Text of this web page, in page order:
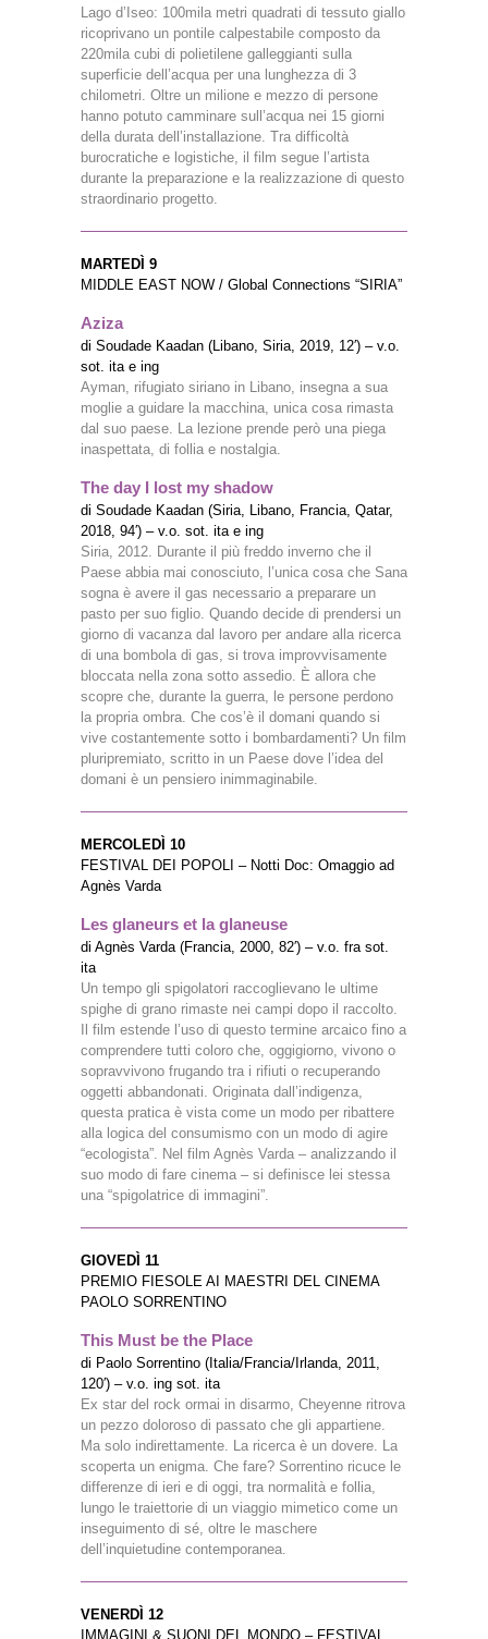
Lago d’Iseo: 100mila metri quadrati di tessuto giallo
ricoprivano un pontile calpestabile composto da
220mila cubi di polietilene galleggianti sulla
superficie dell’acqua per una lunghezza di 3
chilometri. Oltre un milione e mezzo di persone
hanno potuto camminare sull’acqua nei 15 giorni
della durata dell’installazione. Tra difficoltà
burocratiche e logistiche, il film segue l’artista
durante la preparazione e la realizzazione di questo
straordinario progetto.
MARTEDÌ 9
MIDDLE EAST NOW / Global Connections “SIRIA”
Aziza
di Soudade Kaadan (Libano, Siria, 2019, 12′) – v.o.
sot. ita e ing
Ayman, rifugiato siriano in Libano, insegna a sua
moglie a guidare la macchina, unica cosa rimasta
dal suo paese. La lezione prende però una piega
inaspettata, di follia e nostalgia.
The day I lost my shadow
di Soudade Kaadan (Siria, Libano, Francia, Qatar,
2018, 94′) – v.o. sot. ita e ing
Siria, 2012. Durante il più freddo inverno che il
Paese abbia mai conosciuto, l’unica cosa che Sana
sogna è avere il gas necessario a preparare un
pasto per suo figlio. Quando decide di prendersi un
giorno di vacanza dal lavoro per andare alla ricerca
di una bombola di gas, si trova improvvisamente
bloccata nella zona sotto assedio. È allora che
scopre che, durante la guerra, le persone perdono
la propria ombra. Che cos’è il domani quando si
vive costantemente sotto i bombardamenti? Un film
pluripremiato, scritto in un Paese dove l’idea del
domani è un pensiero inimmaginabile.
MERCOLEDÌ 10
FESTIVAL DEI POPOLI – Notti Doc: Omaggio ad
Agnès Varda
Les glaneurs et la glaneuse
di Agnès Varda (Francia, 2000, 82′) – v.o. fra sot.
ita
Un tempo gli spigolatori raccoglievano le ultime
spighe di grano rimaste nei campi dopo il raccolto.
Il film estende l’uso di questo termine arcaico fino a
comprendere tutti coloro che, oggigiorno, vivono o
sopravvivono frugando tra i rifiuti o recuperando
oggetti abbandonati. Originata dall’indigenza,
questa pratica è vista come un modo per ribattere
alla logica del consumismo con un modo di agire
“ecologista”. Nel film Agnès Varda – analizzando il
suo modo di fare cinema – si definisce lei stessa
una “spigolatrice di immagini”.
GIOVEDÌ 11
PREMIO FIESOLE AI MAESTRI DEL CINEMA
PAOLO SORRENTINO
This Must be the Place
di Paolo Sorrentino (Italia/Francia/Irlanda, 2011,
120′) – v.o. ing sot. ita
Ex star del rock ormai in disarmo, Cheyenne ritrova
un pezzo doloroso di passato che gli appartiene.
Ma solo indirettamente. La ricerca è un dovere. La
scoperta un enigma. Che fare? Sorrentino ricuce le
differenze di ieri e di oggi, tra normalità e follia,
lungo le traiettorie di un viaggio mimetico come un
inseguimento di sé, oltre le maschere
dell’inquietudine contemporanea.
VENERDÌ 12
IMMAGINI & SUONI DEL MONDO – FESTIVAL